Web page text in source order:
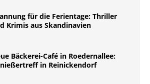
für die Ferientage: Thriller
Krimis aus Skandinavien
Bäckerei-Café in Roedernallee:
in Reinickendorf